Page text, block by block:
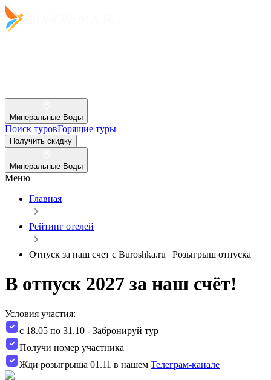
Минеральные Воды
Поиск туровГорящие туры
Получить скидку
Минеральные Воды
Меню
Главная
Рейтинг отелей
Отпуск за наш счет c Buroshka.ru | Розыгрыш отпуска
В отпуск 2027 за наш счёт!
Условия участия:
с 18.05 по 31.10 - Забронируй тур
Получи номер участника
Жди розыгрыша 01.11 в нашем Телеграм-канале